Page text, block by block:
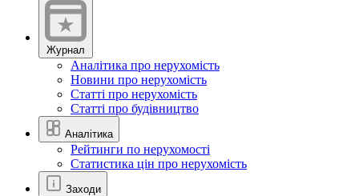
Журнал
Аналітика про нерухомість
Новини про нерухомість
Статті про нерухомість
Статті про будівництво
Аналітика
Рейтинги по нерухомості
Статистика цін про нерухомість
Заходи